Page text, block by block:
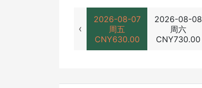
‹
2026-08-07
周五
CNY630.00
2026-08-08
周六
CNY730.00